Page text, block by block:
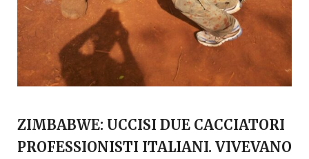
ZIMBABWE: UCCISI DUE CACCIATORI
PROFESSIONISTI ITALIANI. VIVEVANO